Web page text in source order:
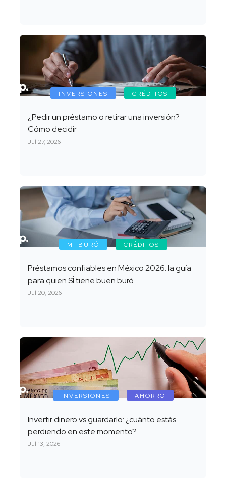
INVERSIONES CRÉDITOS
¿Pedir un préstamo o retirar una inversión?
Cómo decidir
Jul 27, 2026
MI BURÓ CRÉDITOS
Préstamos confiables en México 2026: la guía
para quien SÍ tiene buen buró
Jul 20, 2026
INVERSIONES AHORRO
Invertir dinero vs guardarlo: ¿cuánto estás
perdiendo en este momento?
Jul 13, 2026